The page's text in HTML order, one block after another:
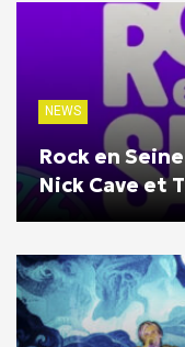
NEWS
Rock en
Nick Cave et